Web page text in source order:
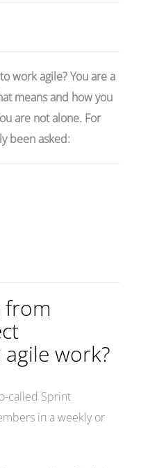
work agile? You are a
means and how you
are not alone. For
been asked:
from
work?
called Sprint
in a weekly or